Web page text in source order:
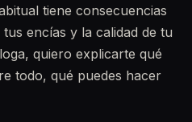
tiene consecuencias
encías y la calidad de tu
quiero explicarte qué
todo, qué puedes hacer